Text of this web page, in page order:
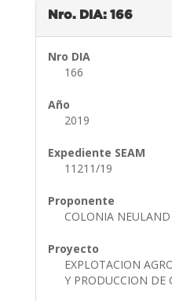
Nro. DIA: 166
Nro DIA
166
Año
2019
Expediente SEAM
11211/19
Proponente
COLONIA NEULAND
Proyecto
EXPLOTACION
Y PRODUCCION DE